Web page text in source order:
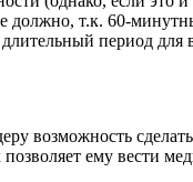
должно, т.к. 60-
длительный период для
возможность
ему вести